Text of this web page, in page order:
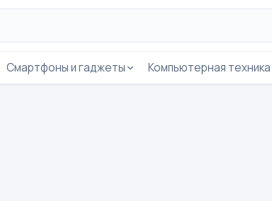
Смартфоны и гаджеты Компьютерная техника